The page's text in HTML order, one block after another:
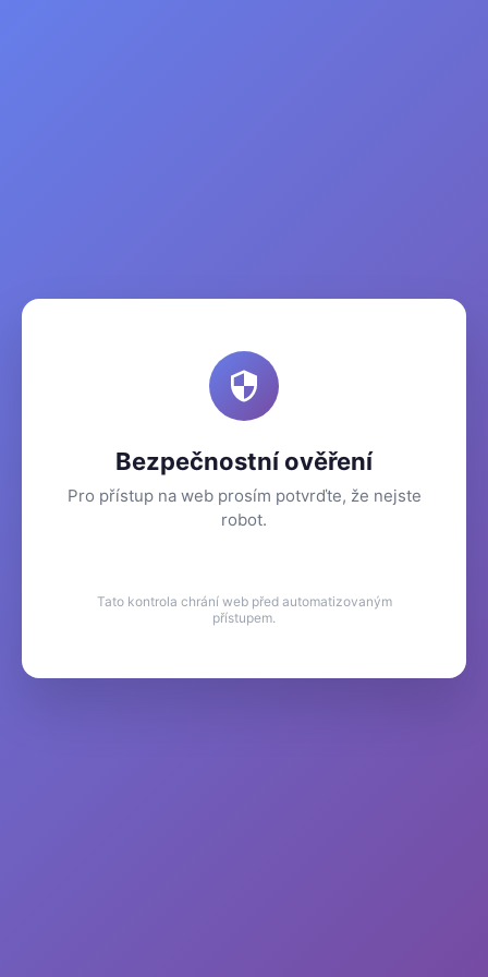
Bezpečnostní ověření
Pro přístup na web prosím potvrďte, že nejste
robot.
Tato kontrola chrání web před automatizovaným
přístupem.